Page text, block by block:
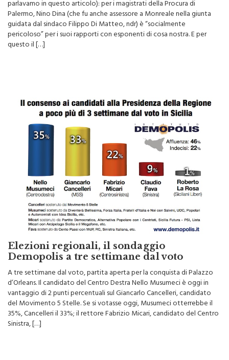
Non si sono discostati dalle accuse formulate qualche tempo fa (ne
parlavamo in questo articolo): per i magistrati della Procura di
Palermo, Nino Dina (che fu anche assessore a Monreale nella giunta
guidata dal sindaco Filippo Di Matteo, ndr) è “socialmente
pericoloso” per i suoi rapporti con esponenti di cosa nostra. E per
Elezioni regionali, il sondaggio
Demopolis a tre settimane dal voto
A tre settimane dal voto, partita aperta per la conquista di Palazzo
d’Orleans. Il candidato del Centro Destra Nello Musumeci è oggi in
vantaggio di 2 punti percentuali sul Giancarlo Cancelleri, candidato
del Movimento 5 Stelle. Se si votasse oggi, Musumeci otterrebbe il
35%, Cancelleri il 33%; il rettore Fabrizio Micari, candidato del Centro